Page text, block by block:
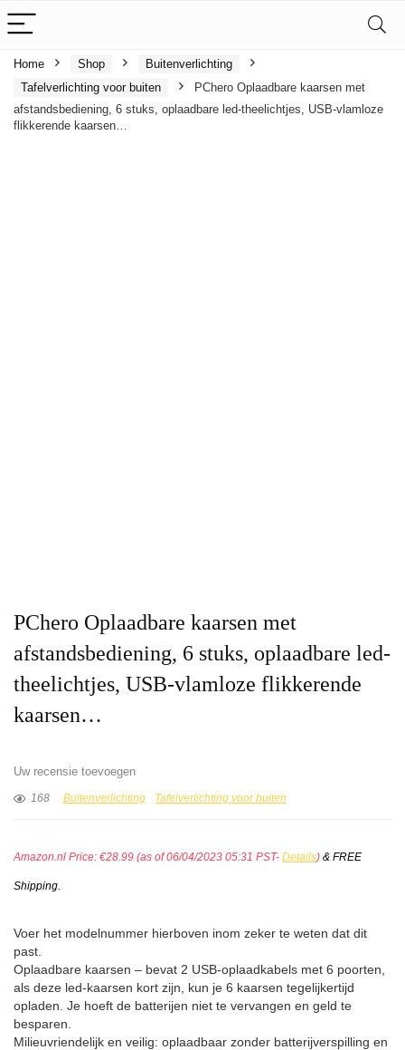
Home Shop
Buitenverlichting
Tafelverlichting voor buiten
PChero Oplaadbare kaarsen met
afstandsbediening, 6 stuks, oplaadbare led-theelichtjes, USB-vlamloze
flikkerende kaarsen…
PChero Oplaadbare kaarsen met
afstandsbediening, 6 stuks, oplaadbare led-
theelichtjes, USB-vlamloze flikkerende
kaarsen…
Uw recensie toevoegen
168 Buitenverlichting Tafelverlichting voor buiten
Amazon.nl Price: €28.99 (as of 06/04/2023 05:31 PST- Details) & FREE
Shipping.
Voer het modelnummer hierboven inom zeker te weten dat dit
past.
Oplaadbare kaarsen – bevat 2 USB-oplaadkabels met 6 poorten,
als deze led-kaarsen kort zijn, kun je 6 kaarsen tegelijkertijd
opladen. Je hoeft de batterijen niet te vervangen en geld te
besparen.
Milieuvriendelijk en veilig: oplaadbaar zonder batterijverspilling en